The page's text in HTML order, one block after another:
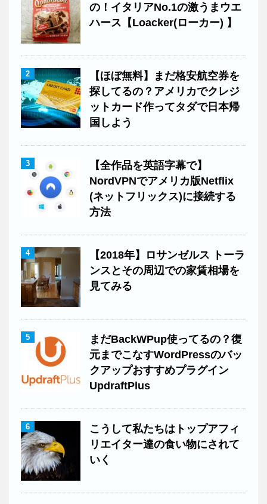
の！イタリアNo.1の激うまウエ
ハース【Loacker(ローカー) 】
2
【ほぼ無料】まだ格安航空券を
探してるの？アメリカでクレジ
ットカード作ってタダで日本帰
国しよう
3
【全作品を英語字幕で】
NordVPNでアメリカ版Netflix
(ネットフリックス)に接続する
方法
4
【2018年】ロサンゼルス トーラ
ンスとその周辺での家賃相場を
見てみる
5
まだBackWPup使ってるの？復
元までこなすWordPressのバッ
クアップおすすめプラグイン
UpdraftPlus
6
こうして私たちはトップアフィ
リエイター達の食い物にされて
いく